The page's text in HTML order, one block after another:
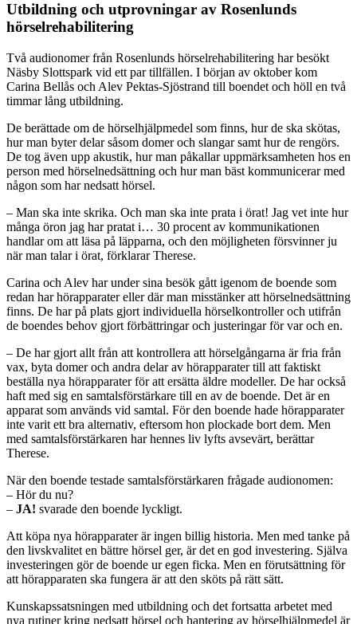
Utbildning och utprovningar av Rosenlunds
hörselrehabilitering
Två audionomer från Rosenlunds hörselrehabilitering har besökt
Näsby Slottspark vid ett par tillfällen. I början av oktober kom
Carina Bellås och Alev Pektas-Sjöstrand till boendet och höll en två
timmar lång utbildning.
De berättade om de hörselhjälpmedel som finns, hur de ska skötas,
hur man byter delar såsom domer och slangar samt hur de rengörs.
De tog även upp akustik, hur man påkallar uppmärksamheten hos en
person med hörselnedsättning och hur man bäst kommunicerar med
någon som har nedsatt hörsel.
– Man ska inte skrika. Och man ska inte prata i örat! Jag vet inte hur
många öron jag har pratat i… 30 procent av kommunikationen
handlar om att läsa på läpparna, och den möjligheten försvinner ju
när man talar i örat, förklarar Therese.
Carina och Alev har under sina besök gått igenom de boende som
redan har hörapparater eller där man misstänker att hörselnedsättning
finns. De har på plats gjort individuella hörselkontroller och utifrån
de boendes behov gjort förbättringar och justeringar för var och en.
– De har gjort allt från att kontrollera att hörselgångarna är fria från
vax, byta domer och andra delar av hörapparater till att faktiskt
beställa nya hörapparater för att ersätta äldre modeller. De har också
haft med sig en samtalsförstärkare till en av de boende. Det är en
apparat som används vid samtal. För den boende hade hörapparater
inte varit ett bra alternativ, eftersom hon plockade bort dem. Men
med samtalsförstärkaren har hennes liv lyfts avsevärt, berättar
Therese.
När den boende testade samtalsförstärkaren frågade audionomen:
– Hör du nu?
– JA! svarade den boende lyckligt.
Att köpa nya hörapparater är ingen billig historia. Men med tanke på
den livskvalitet en bättre hörsel ger, är det en god investering. Själva
investeringen gör de boende ur egen ficka. Men en förutsättning för
att hörapparaten ska fungera är att den sköts på rätt sätt.
Kunskapssatsningen med utbildning och det fortsatta arbetet med
nya rutiner kring nedsatt hörsel och hantering av hörselhjälpmedel är